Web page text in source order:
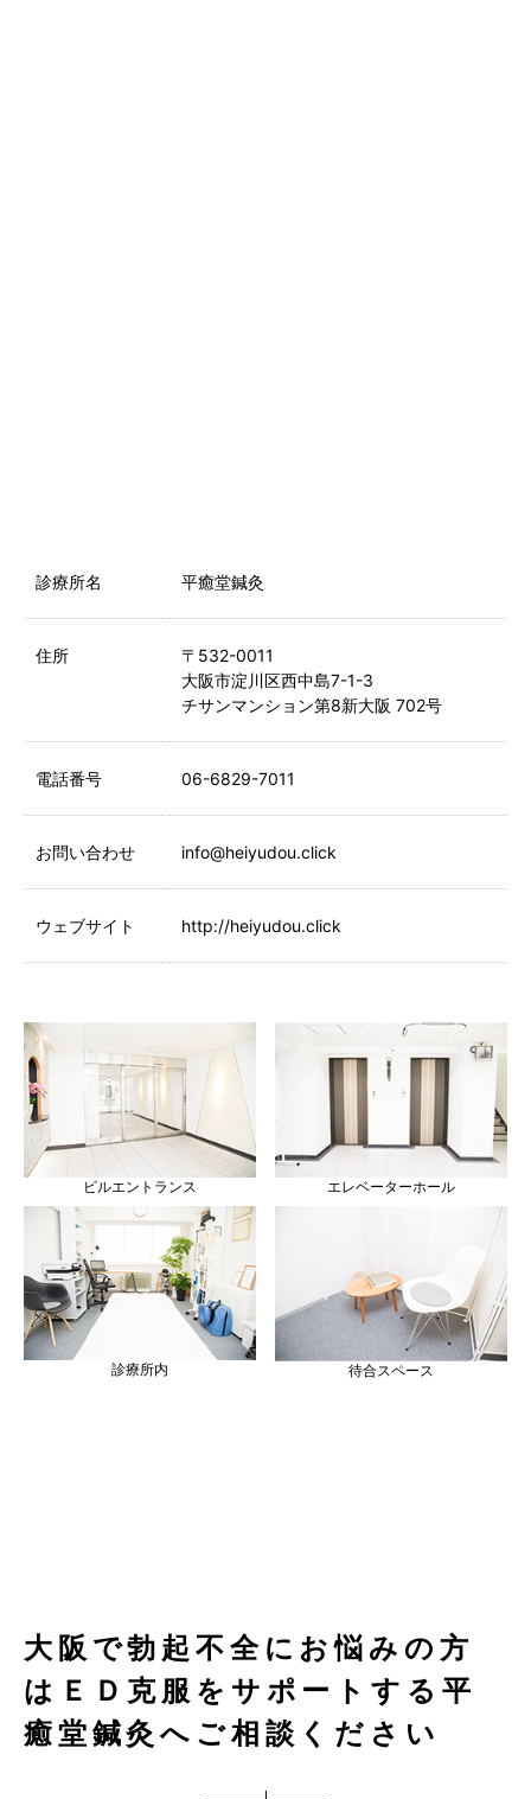
診療所名 平癒堂鍼灸
住所
〒532-0011
大阪市淀川区西中島7-1-3
チサンマンション第8新大阪 702号
電話番号 06-6829-7011
お問い合わせ info@heiyudou.click
ウェブサイト http://heiyudou.click
ビルエントランス エレベーターホール
診療所内 待合スペース
大阪で勃起不全にお悩みの方
はＥＤ克服をサポートする平
癒堂鍼灸へご相談ください